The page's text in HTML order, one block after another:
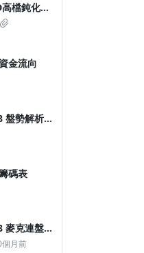
檔鈍化股
)
金流向
盤勢解析
碼表
克連盤前
個月前